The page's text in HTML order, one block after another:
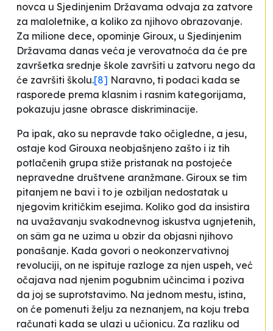
novca u Sjedinjenim Državama odvaja za zatvore
za maloletnike, a koliko za njihovo obrazovanje.
Za milione dece, opominje Giroux, u Sjedinjenim
Državama danas veća je verovatnoća da će pre
završetka srednje škole završiti u zatvoru nego da
će završiti školu.[8] Naravno, ti podaci kada se
rasporede prema klasnim i rasnim kategorijama,
pokazuju jasne obrasce diskriminacije.
Pa ipak, ako su nepravde tako očigledne, a jesu,
ostaje kod Girouxa neobjašnjeno zašto i iz tih
potlačenih grupa stiže pristanak na postojeće
nepravedne društvene aranžmane. Giroux se tim
pitanjem ne bavi i to je ozbiljan nedostatak u
njegovim kritičkim esejima. Koliko god da insistira
na uvažavanju svakodnevnog iskustva ugnjetenih,
on sâm ga ne uzima u obzir da objasni njihovo
ponašanje. Kada govori o neokonzervativnoj
revoluciji, on ne ispituje razloge za njen uspeh, već
očajava nad njenim pogubnim učincima i poziva
da joj se suprotstavimo. Na jednom mestu, istina,
on će pomenuti želju za neznanjem, na koju treba
računati kada se ulazi u učionicu. Za razliku od